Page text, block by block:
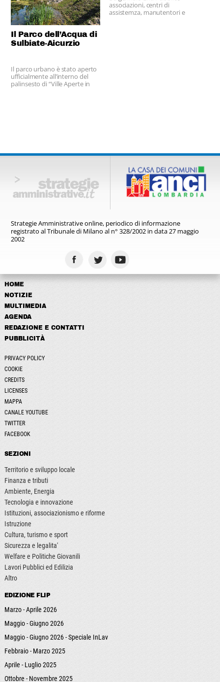
Il Parco dell’Acqua di
Sulbiate-Aicurzio
Il parco urbano è stato aperto
ufficialmente all’interno del
palinsesto di “Ville Aperte in
associazioni, centri di
assistemza, manutentori e
Strategie Amministrative online, periodico di informazione
registratoal Tribunale di Milano al n° 328/2002 in data 27 maggio
2002
HOME
NOTIZIE
MULTIMEDIA
AGENDA
REDAZIONE E CONTATTI
PUBBLICITÀ
PRIVACY POLICY
COOKIE
CREDITS
LICENSES
MAPPA
CANALE YOUTUBE
TWITTER
FACEBOOK
SEZIONI
Territorio e sviluppo locale
Finanza e tributi
Ambiente, Energia
Tecnologia e innovazione
Istituzioni, associazionismo e riforme
Istruzione
Cultura, turismo e sport
Sicurezza e legalita'
Welfare e Politiche Giovanili
Lavori Pubblici ed Edilizia
Altro
EDIZIONE FLIP
Marzo - Aprile 2026
Maggio - Giugno 2026
Maggio - Giugno 2026 - Speciale InLav
Febbraio - Marzo 2025
Aprile - Luglio 2025
Ottobre - Novembre 2025